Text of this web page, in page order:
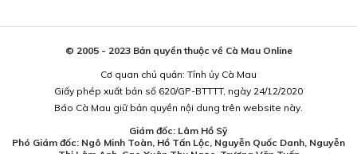
© 2005 - 2023 Bản quyền thuộc về Cà Mau Online
Cơ quan chủ quản: Tỉnh ủy Cà Mau
Giấy phép xuất bản số 620/GP-BTTTT, ngày 24/12/2020
Báo Cà Mau giữ bản quyền nội dung trên website này.
Giám đốc: Lâm Hồ Sỹ
Phó Giám đốc: Ngô Minh Toàn, Hồ Tấn Lộc, Nguyễn Quốc Danh, Nguyễn